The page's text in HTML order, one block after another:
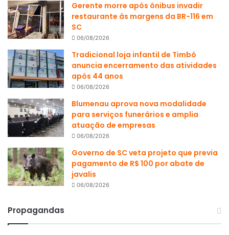
Gerente morre após ônibus invadir
restaurante às margens da BR-116 em
SC
06/08/2026
Tradicional loja infantil de Timbó
anuncia encerramento das atividades
após 44 anos
06/08/2026
Blumenau aprova nova modalidade
para serviços funerários e amplia
atuação de empresas
06/08/2026
Governo de SC veta projeto que previa
pagamento de R$ 100 por abate de
javalis
06/08/2026
Propagandas